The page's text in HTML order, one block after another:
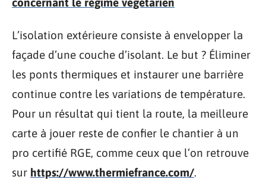
L’isolation extérieure consiste à envelopper la
façade d’une couche d’isolant. Le but ? Éliminer
les ponts thermiques et instaurer une barrière
continue contre les variations de température.
Pour un résultat qui tient la route, la meilleure
carte à jouer reste de confier le chantier à un
pro certifié RGE, comme ceux que l’on retrouve
sur https://www.thermiefrance.com/.